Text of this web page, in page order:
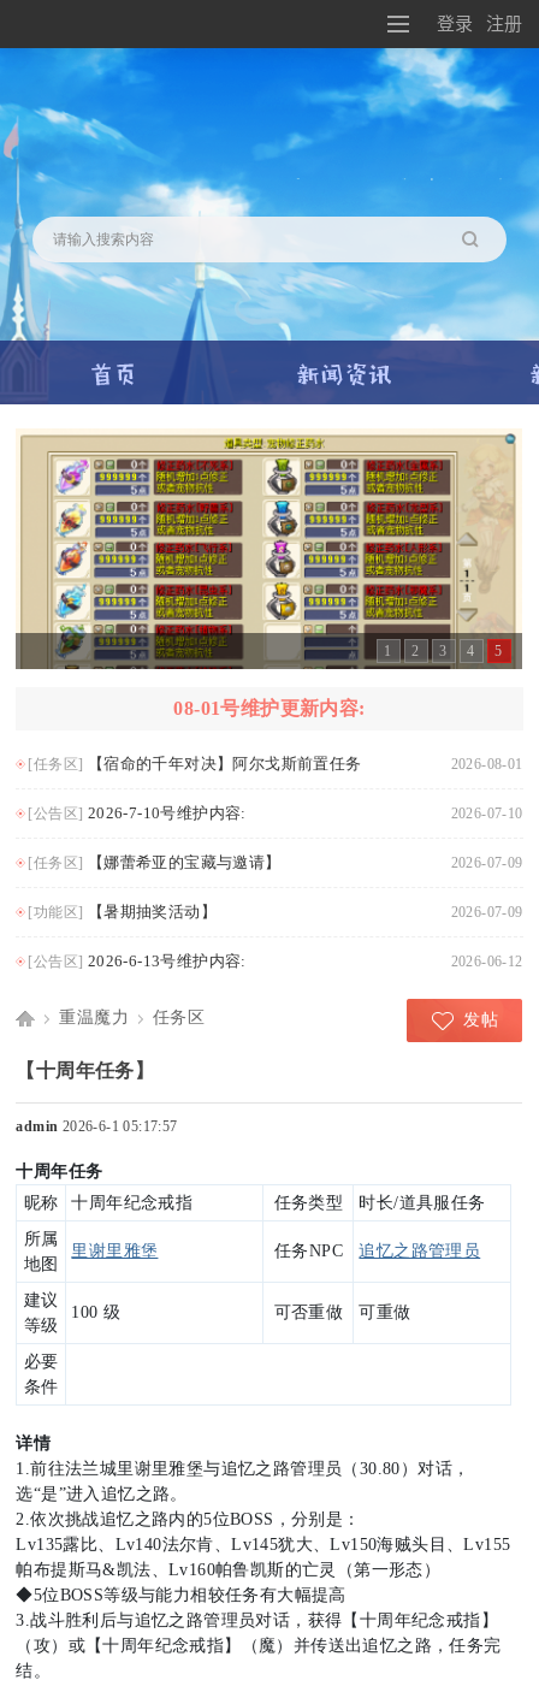
登录 注册
1 2 3 4 5
08-01号维护更新内容:
[任务区] 【宿命的千年对决】阿尔戈斯前置任务 2026-08-01
[公告区] 2026-7-10号维护内容: 2026-07-10
[任务区] 【娜蕾希亚的宝藏与邀请】 2026-07-09
[功能区] 【暑期抽奖活动】 2026-07-09
[公告区] 2026-6-13号维护内容: 2026-06-12
Di
sc
uz
B
oa
重温魔力
›
任务区 发帖
【十周年任务】
admin 2026-6-1 05:17:57
十周年任务
昵称
十周年纪念戒指 任务类型
时长/道具服任务
所属
地图
里谢里雅堡 任务NPC 追忆之路管理员
建议
等级
100 级 可否重做 可重做
必要
条件
详情
1.前往法兰城里谢里雅堡与追忆之路管理员（30.80）对话，
选“是”进入追忆之路。
2.依次挑战追忆之路内的5位BOSS，分别是：
Lv135露比、Lv140法尔肯、Lv145犹大、Lv150海贼头目、Lv155
帕布提斯马&凯法、Lv160帕鲁凯斯的亡灵（第一形态）
◆5位BOSS等级与能力相较任务有大幅提高
3.战斗胜利后与追忆之路管理员对话，获得【十周年纪念戒指】
（攻）或【十周年纪念戒指】（魔）并传送出追忆之路，任务完
结。